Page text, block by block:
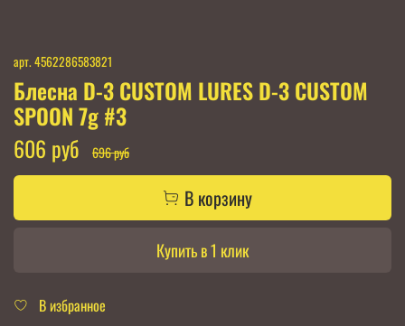
арт. 4562286583821
Блесна D-3 CUSTOM LURES D-3 CUSTOM
SPOON 7g #3
606 руб
696 руб
В корзину
Купить в 1 клик
В избранное